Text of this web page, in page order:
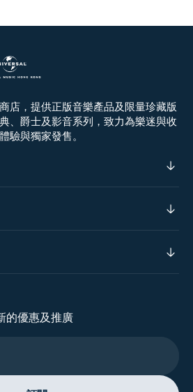
店，提供正版音樂產品及限量珍藏版
、爵士及影音系列，致力為樂迷與收
驗與獨家發售。
的優惠及推廣